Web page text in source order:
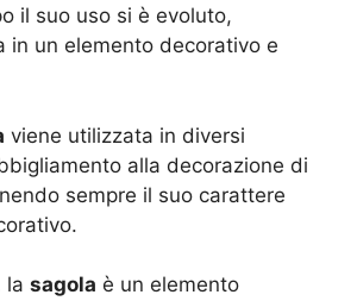
il suo uso si è evoluto,
in un elemento decorativo e
viene utilizzata in diversi
alla decorazione di
sempre il suo carattere
la sagola è un elemento